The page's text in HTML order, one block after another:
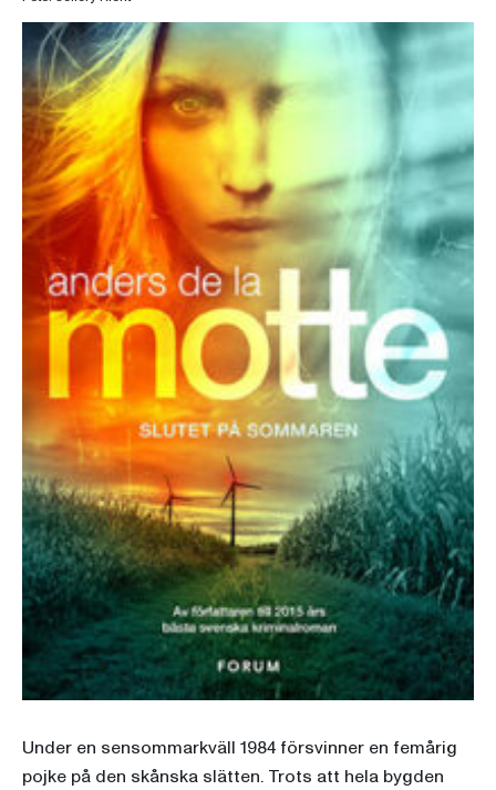
Under en sensommarkväll 1984 försvinner en femårig
pojke på den skånska slätten. Trots att hela bygden